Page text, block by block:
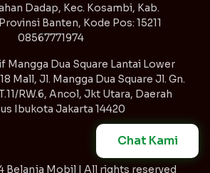
Chat Kami
Dadap, Kec. Kosambi, Kab.
Banten, Kode Pos: 15211
08567771974
Mangga Dua Square Lantai Lower
Mall, Jl. Mangga Dua Square Jl. Gn.
RW.6, Ancol, Jkt Utara, Daerah
Ibukota Jakarta 14420
Belanja Mobil | All rights reserved